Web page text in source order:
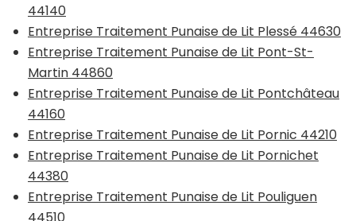
44140
Entreprise Traitement Punaise de Lit Plessé 44630
Entreprise Traitement Punaise de Lit Pont-St-
Martin 44860
Entreprise Traitement Punaise de Lit Pontchâteau
44160
Entreprise Traitement Punaise de Lit Pornic 44210
Entreprise Traitement Punaise de Lit Pornichet
44380
Entreprise Traitement Punaise de Lit Pouliguen
44510